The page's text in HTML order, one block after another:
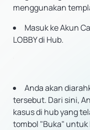
menggunakan
Masuk ke Akun
LOBBY di Hub.
Anda akan
tersebut. Dari sini,
kasus di hub yang
tombol "Buka" untuk